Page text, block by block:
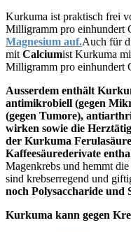
Kurkuma ist praktisch frei
Milligramm pro einhundert
Magnesium auf.Auch für
mit Calciumist Kurkuma
Milligramm pro einhundert
Ausserdem enthält
antimikrobiell (gegen
(gegen Tumore),
wirken sowie die
der Kurkuma
Kaffeesäurederivate
Magenkrebs und hemmt
sind krebserregend und
noch Polysaccharide und
Kurkuma kann gegen